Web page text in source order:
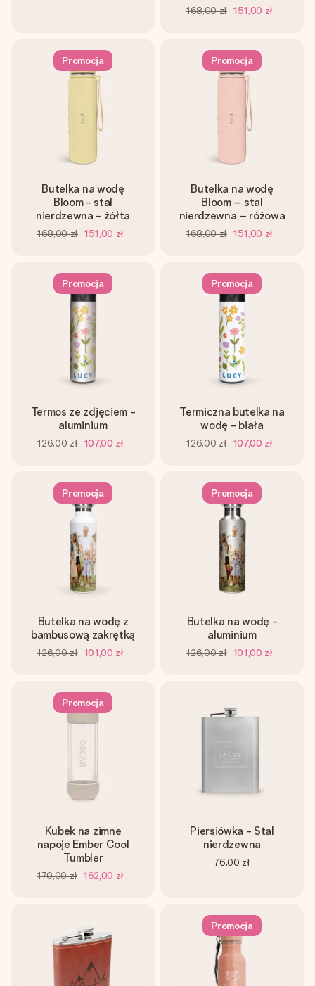
168,00 zł 151,00 zł
Promocja
Butelka na wodę
Bloom - stal
nierdzewna - żółta
168,00 zł 151,00 zł
Promocja
Butelka na wodę
Bloom – stal
nierdzewna – różowa
168,00 zł 151,00 zł
Promocja
Termos ze zdjęciem -
aluminium
126,00 zł 107,00 zł
Promocja
Termiczna butelka na
wodę - biała
126,00 zł 107,00 zł
Promocja
Butelka na wodę z
bambusową zakrętką
126,00 zł 101,00 zł
Promocja
Butelka na wodę -
aluminium
126,00 zł 101,00 zł
Promocja
Kubek na zimne
napoje Ember Cool
Tumbler
170,00 zł 162,00 zł
Piersiówka - Stal
nierdzewna
76,00 zł
Promocja